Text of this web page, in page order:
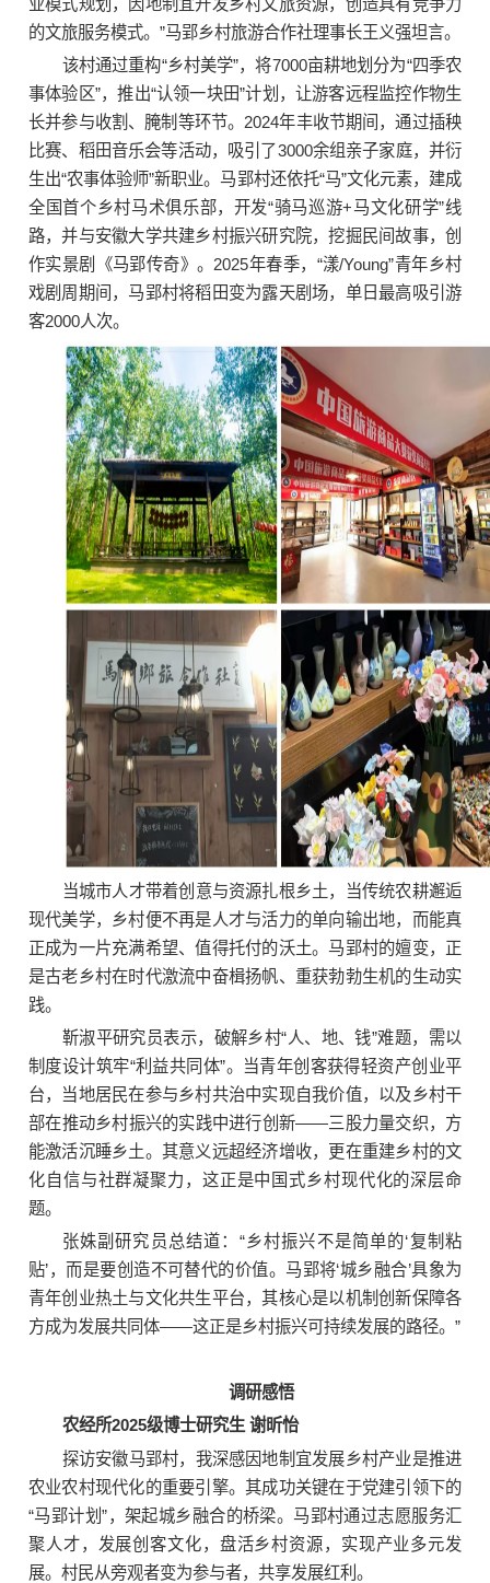
的文旅服务模式。”马郢乡村旅游合作社理事长王义强坦言。
该村通过重构“乡村美学”，将7000亩耕地划分为“四季农
事体验区”，推出“认领一块田”计划，让游客远程监控作物生
长并参与收割、腌制等环节。2024年丰收节期间，通过插秧
比赛、稻田音乐会等活动，吸引了3000余组亲子家庭，并衍
生出“农事体验师”新职业。马郢村还依托“马”文化元素，建成
全国首个乡村马术俱乐部，开发“骑马巡游+马文化研学”线
路，并与安徽大学共建乡村振兴研究院，挖掘民间故事，创
作实景剧《马郢传奇》。2025年春季，“漾/Young”青年乡村
戏剧周期间，马郢村将稻田变为露天剧场，单日最高吸引游
客2000人次。
当城市人才带着创意与资源扎根乡土，当传统农耕邂逅
现代美学，乡村便不再是人才与活力的单向输出地，而能真
正成为一片充满希望、值得托付的沃土。马郢村的嬗变，正
是古老乡村在时代激流中奋楫扬帆、重获勃勃生机的生动实
践。
靳淑平研究员表示，破解乡村“人、地、钱”难题，需以
制度设计筑牢“利益共同体”。当青年创客获得轻资产创业平
台，当地居民在参与乡村共治中实现自我价值，以及乡村干
部在推动乡村振兴的实践中进行创新——三股力量交织，方
能激活沉睡乡土。其意义远超经济增收，更在重建乡村的文
化自信与社群凝聚力，这正是中国式乡村现代化的深层命
题。
张姝副研究员总结道：“乡村振兴不是简单的‘复制粘
贴’，而是要创造不可替代的价值。马郢将‘城乡融合’具象为
青年创业热土与文化共生平台，其核心是以机制创新保障各
方成为发展共同体——这正是乡村振兴可持续发展的路径。”
调研感悟
农经所2025级博士研究生 谢昕怡
探访安徽马郢村，我深感因地制宜发展乡村产业是推进
农业农村现代化的重要引擎。其成功关键在于党建引领下的
“马郢计划”，架起城乡融合的桥梁。马郢村通过志愿服务汇
聚人才，发展创客文化，盘活乡村资源，实现产业多元发
展。村民从旁观者变为参与者，共享发展红利。